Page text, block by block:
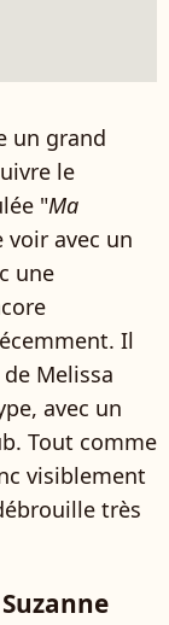
un grand
le
"Ma
avec un
une
Il
Melissa
avec un
Tout comme
visiblement
très